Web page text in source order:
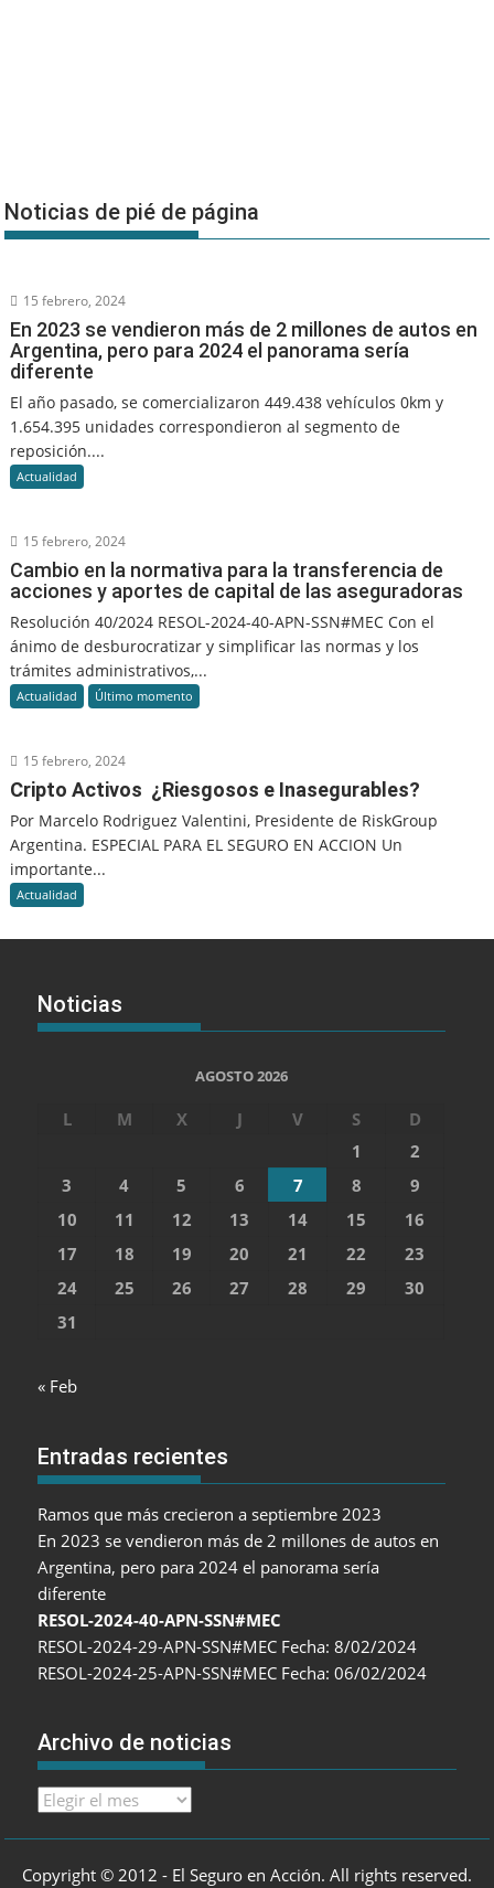
Noticias de pié de página
15 febrero, 2024
En 2023 se vendieron más de 2 millones de autos en
Argentina, pero para 2024 el panorama sería
diferente
El año pasado, se comercializaron 449.438 vehículos 0km y
1.654.395 unidades correspondieron al segmento de
reposición....
Actualidad
15 febrero, 2024
Cambio en la normativa para la transferencia de
acciones y aportes de capital de las aseguradoras
Resolución 40/2024 RESOL-2024-40-APN-SSN#MEC Con el
ánimo de desburocratizar y simplificar las normas y los
trámites administrativos,...
Actualidad Último momento
15 febrero, 2024
Cripto Activos ¿Riesgosos e Inasegurables?
Por Marcelo Rodriguez Valentini, Presidente de RiskGroup
Argentina. ESPECIAL PARA EL SEGURO EN ACCION Un
importante...
Actualidad
Noticias
AGOSTO 2026
L M X J V S
D
1
2
3
4 5 6 7 8
9
10
11 12 13 14 15
16
17
18 19 20 21 22
23
24
25 26 27 28 29
30
31
« Feb
Entradas recientes
Ramos que más crecieron a septiembre 2023
En 2023 se vendieron más de 2 millones de autos en
Argentina, pero para 2024 el panorama sería
diferente
RESOL-2024-40-APN-SSN#MEC
RESOL-2024-29-APN-SSN#MEC Fecha: 8/02/2024
RESOL-2024-25-APN-SSN#MEC Fecha: 06/02/2024
Archivo de noticias
Archivo
Copyright © 2012 - El Seguro en Acción. All rights reserved.